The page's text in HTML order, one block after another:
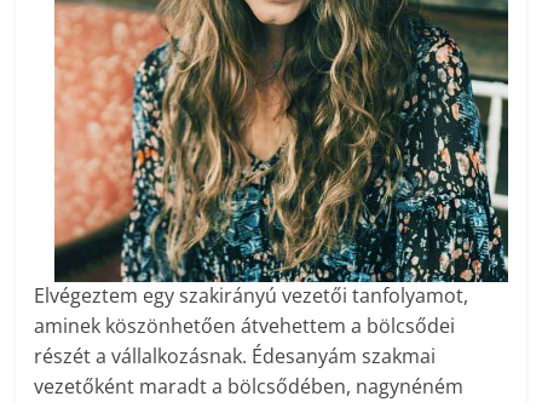
Elvégeztem egy szakirányú vezetői tanfolyamot,
aminek köszönhetően átvehettem a bölcsődei
részét a vállalkozásnak. Édesanyám szakmai
vezetőként maradt a bölcsődében, nagynéném